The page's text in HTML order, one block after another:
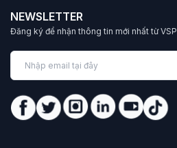
NEWSLETTER
Đăng ký để nhận thông tin mới nhất từ VSP